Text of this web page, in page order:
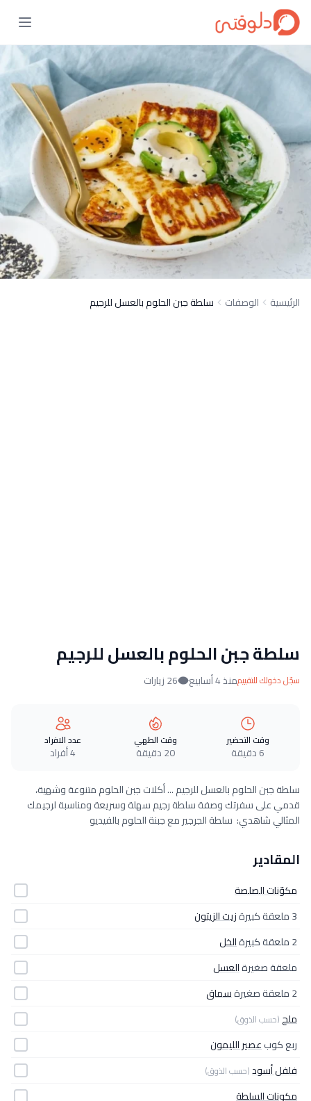
الرئيسية الوصفات سلطة جبن الحلوم بالعسل للرجيم
سلطة جبن الحلوم بالعسل للرجيم
سجّل دخولك للتقييممنذ 4 أسابيع 26 زيارات
وقت التحضير
6 دقيقة
وقت الطهي
20 دقيقة
عدد الافراد
4 أفراد
سلطة جبن الحلوم بالعسل للرجيم ... أكلات جبن الحلوم متنوعة وشهية،
قدمي على سفرتك وصفة سلطة رجيم سهلة وسريعة ومناسبة لرجيمك
المثالي شاهدي: سلطة الجرجير مع جبنة الحلوم بالفيديو
المقادير
مكوّنات الصلصة
3 ملعقة كبيرة
زيت الزيتون
2 ملعقة كبيرة
الخل
ملعقة صغيرةالعسل
2 ملعقة صغيرة
سماق
ملح(حسب الذوق)
ربع كوبعصير الليمون
فلفل أسود(حسب الذوق)
مكونات السلطة